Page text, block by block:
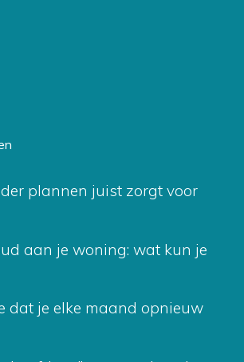
plannen juist zorgt voor
aan je woning: wat kun je
dat je elke maand opnieuw